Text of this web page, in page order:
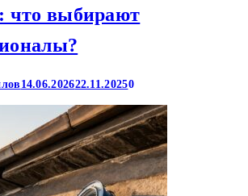
что выбирают
14.06.202622.11.20250